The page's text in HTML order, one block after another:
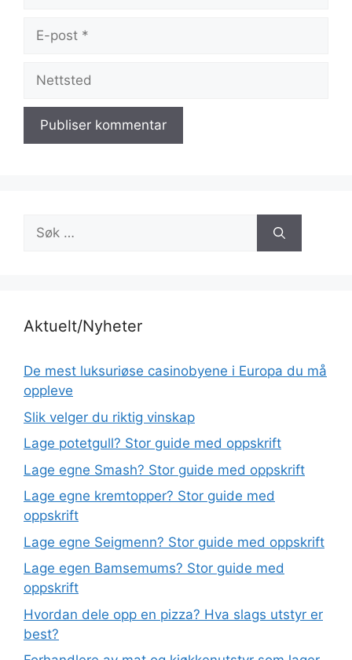
Nettsted
Søk
etter:
Aktuelt/Nyheter
De mest luksuriøse casinobyene i Europa du må
oppleve
Slik velger du riktig vinskap
Lage potetgull? Stor guide med oppskrift
Lage egne Smash? Stor guide med oppskrift
Lage egne kremtopper? Stor guide med
oppskrift
Lage egne Seigmenn? Stor guide med oppskrift
Lage egen Bamsemums? Stor guide med
oppskrift
Hvordan dele opp en pizza? Hva slags utstyr er
best?